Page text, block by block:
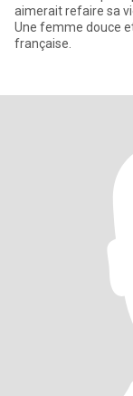
aimerait refaire sa
Une femme douce
française.